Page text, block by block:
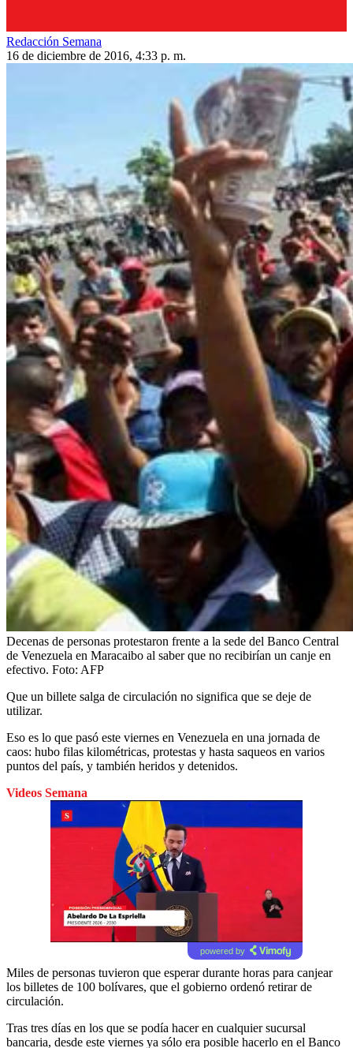
Redacción Semana
16 de diciembre de 2016, 4:33 p. m.
Decenas de personas protestaron frente a la sede del Banco Central
de Venezuela en Maracaibo al saber que no recibirían un canje en
efectivo. Foto: AFP
Que un billete salga de circulación no significa que se deje de
utilizar.
Eso es lo que pasó este viernes en Venezuela en una jornada de
caos: hubo filas kilométricas, protestas y hasta saqueos en varios
puntos del país, y también heridos y detenidos.
Videos Semana
powered by
Miles de personas tuvieron que esperar durante horas para canjear
los billetes de 100 bolívares, que el gobierno ordenó retirar de
circulación.
Tras tres días en los que se podía hacer en cualquier sucursal
bancaria, desde este viernes ya sólo era posible hacerlo en el Banco